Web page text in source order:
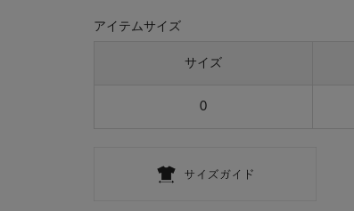
アイテムサイズ
サイズ
0